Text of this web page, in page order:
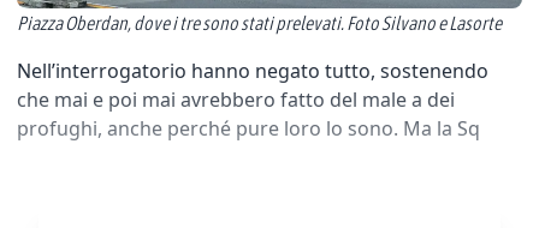
Piazza Oberdan, dove i tre sono stati prelevati. Foto Silvano e Lasorte
Nell’interrogatorio hanno negato tutto, sostenendo
che mai e poi mai avrebbero fatto del male a dei
profughi, anche perché pure loro lo sono. Ma la Sq